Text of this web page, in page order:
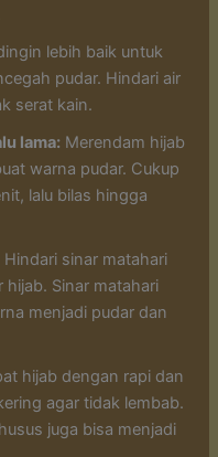
lebih baik untuk
pudar. Hindari air
serat kain.
lama: Merendam hijab
warna pudar. Cukup
lalu bilas hingga
Hindari sinar matahari
Sinar matahari
menjadi pudar dan
hijab dengan rapi dan
agar tidak lembab.
juga bisa menjadi